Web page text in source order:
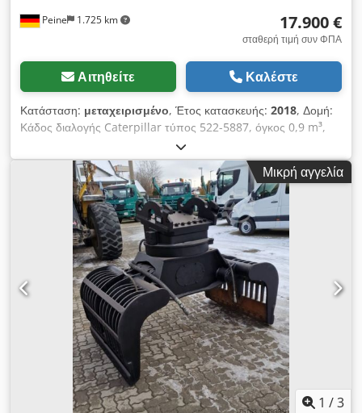
Peine 1.725 km 17.900 €
σταθερή τιμή συν ΦΠΑ
Αιτηθείτε Καλέστε
Κατάσταση: μεταχειρισμένο, Έτος κατασκευής: 2018, Δομή:
Κάδος διαλογής Caterpillar τύπος 522-5887, όγκος 0,9 m³,
έτος κατασκευής 2018, βάρος: 2.073 kg. Πινακίδα στοιχείων
I.D. μοντέλο 226-4127, τύπος CW20/CW30/CW40, έτος
κατασκευής 2018, βάρος: 141,2 kg. Chedpfx Aeqw S D
Tjnkoa Πώληση μόνο σε επαγγελματίες. ΚΑΤΑ ΤΗΝ ΕΞΑΓΩΓΗ
ΠΛΗΡΩΝΕΤΑΙ ΜΟΝΟ Η ΚΑΘΑΡΗ ΤΙΜΗ!!!!! ΟΛΕΣ ΟΙ
ΠΛΗΡΟΦΟΡΙΕΣ ΧΩΡΙΣ ΕΓΓΥΗΣΗ ΙΔΙΩΣ ΣΕ ΕΞΟΠΛΙΣΜΟ ΚΑΙ
ΑΞΕΣΟΥΑΡ. Βάση όλων των συμβάσεων αγοράς, τιμολογίων,
προτιμολογίων, παραγγελιών και διαπραγματεύσεων πώλησης
αποτελούν οι Γενικοί Όροι Συναλλαγών μας (βλ. επίσης Το
σημείωμα αποποίησης ευθυνών).
Μικρή αγγελία
1 /3